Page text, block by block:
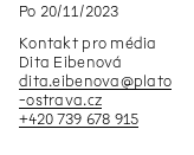
Po 20/11 /2023
Kontakt pro média
Dita Eibenová
dita.eibenova@plato
-ostrava.cz
+420 739 678 915